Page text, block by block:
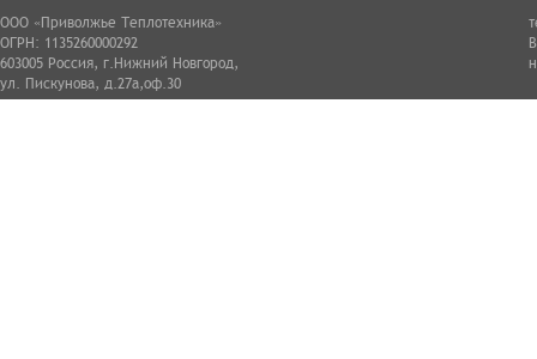
ООО «Приволжье Теплотехника»
ОГРН: 1135260000292
603005 Россия, г.Нижний Новгород,
ул. Пискунова, д.27а,оф.30